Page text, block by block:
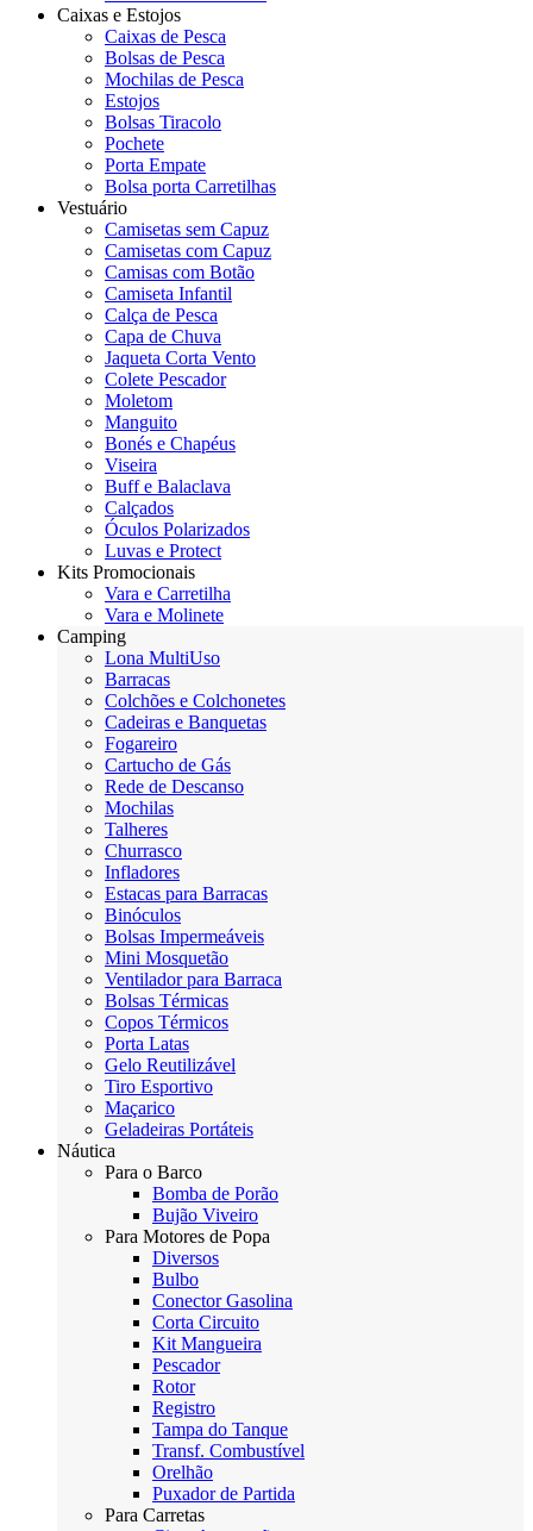
Caixas e Estojos
Caixas de Pesca
Bolsas de Pesca
Mochilas de Pesca
Estojos
Bolsas Tiracolo
Pochete
Porta Empate
Bolsa porta Carretilhas
Vestuário
Camisetas sem Capuz
Camisetas com Capuz
Camisas com Botão
Camiseta Infantil
Calça de Pesca
Capa de Chuva
Jaqueta Corta Vento
Colete Pescador
Moletom
Manguito
Bonés e Chapéus
Viseira
Buff e Balaclava
Calçados
Óculos Polarizados
Luvas e Protect
Kits Promocionais
Vara e Carretilha
Vara e Molinete
Camping
Lona MultiUso
Barracas
Colchões e Colchonetes
Cadeiras e Banquetas
Fogareiro
Cartucho de Gás
Rede de Descanso
Mochilas
Talheres
Churrasco
Infladores
Estacas para Barracas
Binóculos
Bolsas Impermeáveis
Mini Mosquetão
Ventilador para Barraca
Bolsas Térmicas
Copos Térmicos
Porta Latas
Gelo Reutilizável
Tiro Esportivo
Maçarico
Geladeiras Portáteis
Náutica
Para o Barco
Bomba de Porão
Bujão Viveiro
Para Motores de Popa
Diversos
Bulbo
Conector Gasolina
Corta Circuito
Kit Mangueira
Pescador
Rotor
Registro
Tampa do Tanque
Transf. Combustível
Orelhão
Puxador de Partida
Para Carretas